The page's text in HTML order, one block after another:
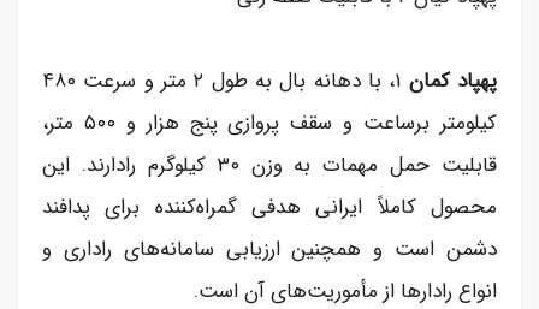
پهپاد کمان
۱، با دهانه بال به طول ۲ متر و سرعت ۴۸۰
کیلومتر برساعت و سقف پروازی پنج هزار و ۵۰۰ متر،
قابلیت حمل مهمات به وزن ۳۰ کیلوگرم رادارند. این
محصول کاملاً ایرانی هدفی گمراه‌کننده برای پدافند
دشمن است و همچنین ارزیابی سامانه‌های راداری و
انواع رادارها از مأموریت‌های آن است.